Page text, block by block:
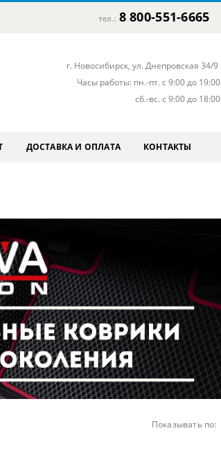
тел.: 8 800-551-6665
г. Новосибирск, ул. Днепровская 34/9
Часы работы: пн.-пт. с 9:00 до 19:00
сб.-вс. с 9:00 до 18:00
ДОСТАВКА И ОПЛАТА КОНТАКТЫ
Показывать по: